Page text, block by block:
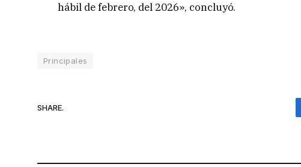
hábil de febrero, del 2026», concluyó.
Principales
SHARE.